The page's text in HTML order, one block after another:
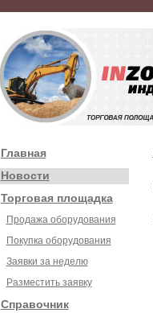
Главная
Новости
Торговая площадка
Продажа оборудования
Покупка оборудования
Заявки за неделю
Разместить заявку
Справочник